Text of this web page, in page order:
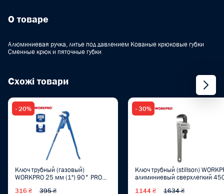
О товаре
Алюминиевая ручка, литье под давлением Кованые крюковые губки
Сменные крюк и пяточные губки
Схожі товари
- 20%
Ключ трубный (газовый)
WORKPRO 25 мм (1") 90° PRO
316 ₴ 395 ₴
- 30%
Ключ трубный (stillson)
алиминиевый сверхлегкий
1144 ₴ 1634 ₴